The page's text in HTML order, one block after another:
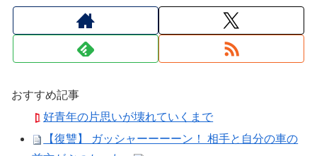
おすすめ記事
好青年の片思いが壊れていくまで
【復讐】 ガッシャーーーーン！ 相手と自分の車の